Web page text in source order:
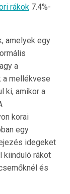
rákok7.4%-
amelyek egy
a
a mellékvese
ki, amikor a
korai
egy
idegeket
kiinduló rákot
és